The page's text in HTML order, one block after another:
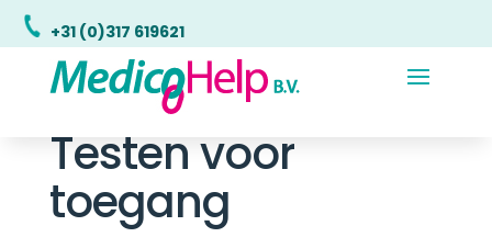
+31 (0)317 619621
Testen voor
toegang